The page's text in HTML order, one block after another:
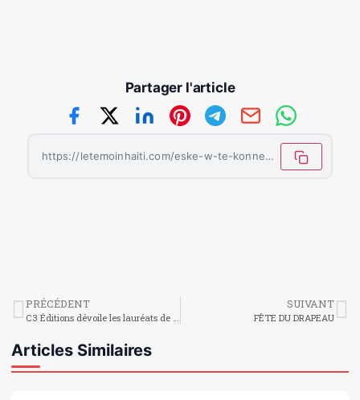
Partager l'article
https://letemoinhaiti.com/eske-w-te-konnen-se-alexandre-petion-ki-te-bay-drapo-a-fom-orizontal-li-gen-jodi-a/
PRÉCÉDENT
C3 Éditions dévoile les lauréats de la 7e édition du Prix Amaranthe
SUIVANT
FÊTE DU DRAPEAU
Articles Similaires